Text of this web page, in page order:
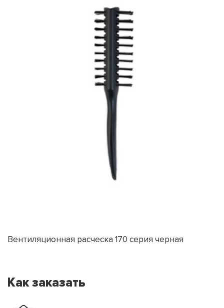
Вентиляционная расческа 170 серия черная
Как заказать